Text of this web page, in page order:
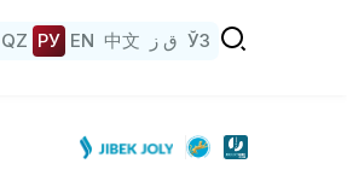
QZ РУ EN 中文 ق ز ЎЗ